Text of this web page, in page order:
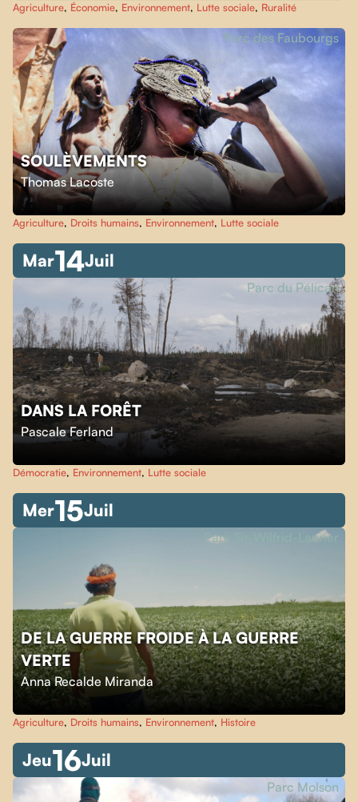
Agriculture, Économie, Environnement, Lutte sociale, Ruralité
SOULÈVEMENTS
Thomas Lacoste
Parc des Faubourgs
Agriculture, Droits humains, Environnement, Lutte sociale
Mar14Juil
DANS LA FORÊT
Pascale Ferland
Parc du Pélican
Démocratie, Environnement, Lutte sociale
Mer15Juil
DE LA GUERRE FROIDE À LA GUERRE
VERTE
Anna Recalde Miranda
Parc Sir-Wilfrid-Laurier
Agriculture, Droits humains, Environnement, Histoire
Jeu16Juil
Parc Molson